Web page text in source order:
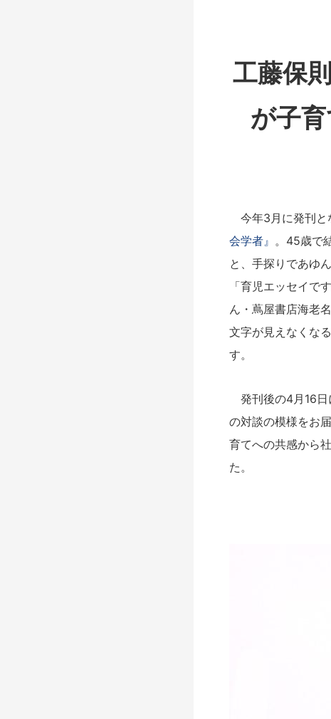
工藤保
が子
今年3月に発刊と
会学者』 。45歳で
と、手探りであゆ
「育児エッセイで
ん・蔦屋書店海老
文字が見えなくな
す。
発刊後の4月16日
の対談の模様をお
育てへの共感から
た。